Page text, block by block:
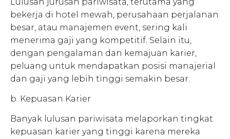
bekerja di hotel mewah, perusahaan perjalanan
besar, atau manajemen event, sering kali
menerima gaji yang kompetitif. Selain itu,
dengan pengalaman dan kemajuan karier,
peluang untuk mendapatkan posisi manajerial
dan gaji yang lebih tinggi semakin besar.
b. Kepuasan Karier
Banyak lulusan pariwisata melaporkan tingkat
kepuasan karier yang tinggi karena mereka